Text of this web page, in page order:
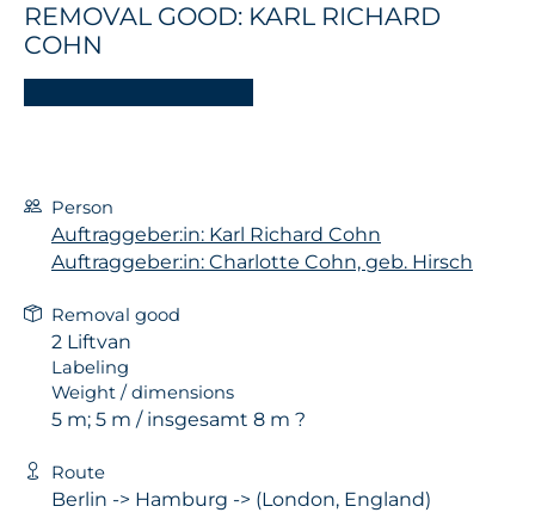
REMOVAL GOOD: KARL RICHARD
COHN
Person
Auftraggeber:in: Karl Richard Cohn
Auftraggeber:in: Charlotte Cohn, geb. Hirsch
Removal good
2 Liftvan
Labeling
Weight / dimensions
5 m; 5 m / insgesamt 8 m ?
Route
Berlin -> Hamburg -> (London, England)